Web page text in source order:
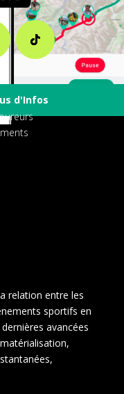
d'Infos
relation entre les
sportifs en
avancées